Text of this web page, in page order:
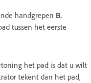
handgrepen B.
tussen het eerste
het pad is dat u wilt
tekent dan het pad,